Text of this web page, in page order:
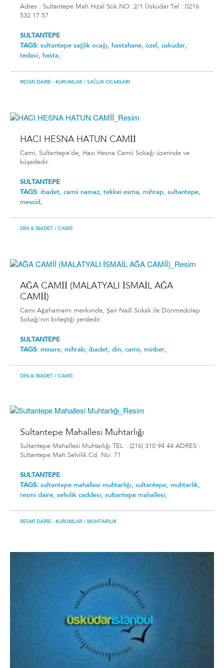
Adres : Sultantepe Mah.Hızal Sok.NO:.2/1 Üsküdar Tel : 0216
532 17 57
SULTANTEPE
TAGS: sultantepe sağlık ocağı, hastahane, özel, üsküdar,
tedavi, hasta,
RESMI DAIRE - KURUMLAR / SAĞLIK OCAKLARI
HACI HESNA HATUN CAMİİ
Cami, Sultantepe'de, Hacı Hesna Camii Sokağı üzerinde ve
köşededir.
SULTANTEPE
TAGS: ibadet, camii namaz, tekkei esma, mihrap, sultantepe,
mescid,
DIN & İBADET / CAMII
AĞA CAMİİ (MALATYALI İSMAİL AĞA
CAMİİ)
Cami Ağahamamı mevkiinde, Şair Nailî Sokak ile Dönmedolap
Sokağı'nın birleştiği yerdedir.
SULTANTEPE
TAGS: minare, mihrab, ibadet, din, camii, minber,
DIN & İBADET / CAMII
Sultantepe Mahallesi Muhtarlığı
Sultantepe Mahallesi Muhtarlığı TEL : (216) 310 94 44 ADRES :
Sultantepe Mah.Selvilik Cd. No: 71
SULTANTEPE
TAGS: sultantepe mahallesi muhtarlığı, sultantepe, muhtarlık,
resmi daire, selvilik caddesi, sultantepe mahallesi,
RESMI DAIRE - KURUMLAR / MUHTARILIK